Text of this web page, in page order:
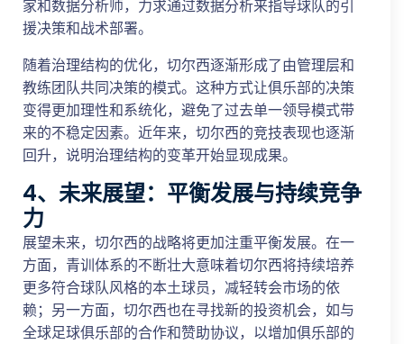
家和数据分析师，力求通过数据分析来指导球队的引
援决策和战术部署。
随着治理结构的优化，切尔西逐渐形成了由管理层和
教练团队共同决策的模式。这种方式让俱乐部的决策
变得更加理性和系统化，避免了过去单一领导模式带
来的不稳定因素。近年来，切尔西的竞技表现也逐渐
回升，说明治理结构的变革开始显现成果。
4、未来展望：平衡发展与持续竞争
力
展望未来，切尔西的战略将更加注重平衡发展。在一
方面，青训体系的不断壮大意味着切尔西将持续培养
更多符合球队风格的本土球员，减轻转会市场的依
赖；另一方面，切尔西也在寻找新的投资机会，如与
全球足球俱乐部的合作和赞助协议，以增加俱乐部的